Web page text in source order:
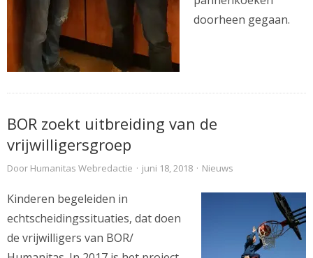
doorheen gegaan.
BOR zoekt uitbreiding van de
vrijwilligersgroep
Door Humanitas Webredactie · juni 18, 2018 · Nieuws
Kinderen begeleiden in
echtscheidingssituaties, dat doen
de vrijwilligers van BOR/